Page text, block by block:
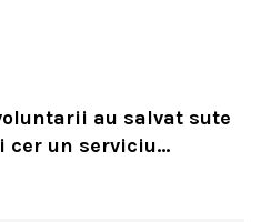
au salvat sute
cer un serviciu